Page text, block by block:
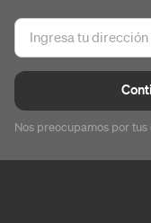
Nos preocupamos por